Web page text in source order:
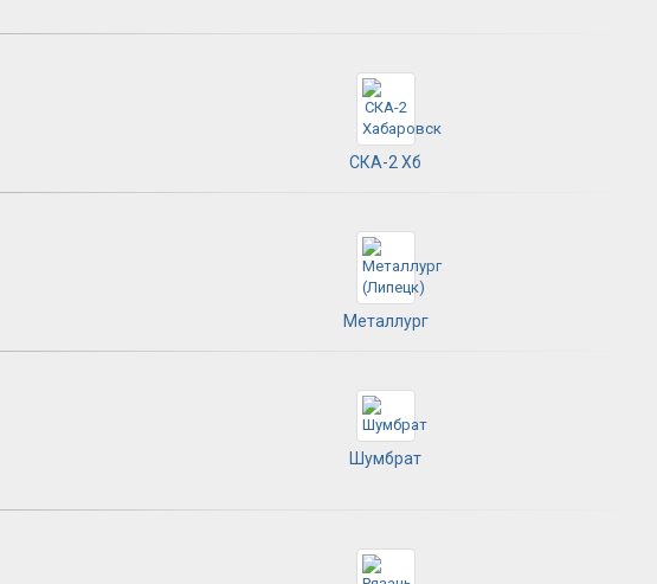
СКА-2 Хб
Металлург
Шумбрат